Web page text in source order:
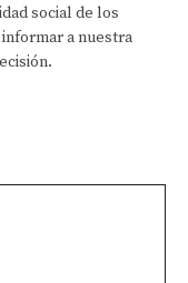
social de los
a nuestra